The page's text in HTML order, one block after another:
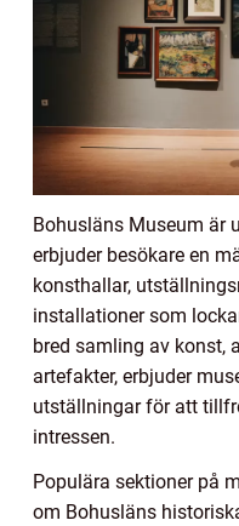
Bohusläns Museum är
erbjuder besökare en
konsthallar,
installationer som
bred samling av konst,
artefakter, erbjuder
utställningar för att
intressen.
Populära sektioner på
om Bohusläns